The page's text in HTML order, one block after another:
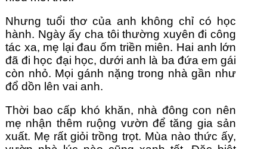
Nhưng tuổi thơ của anh không chỉ có học
hành. Ngày ấy cha tôi thường xuyên đi công
tác xa, mẹ lại đau ốm triền miên. Hai anh lớn
đã đi học đại học, dưới anh là ba đứa em gái
còn nhỏ. Mọi gánh nặng trong nhà gần như
đổ dồn lên vai anh.
Thời bao cấp khó khăn, nhà đông con nên
mẹ nhận thêm ruộng vườn để tăng gia sản
xuất. Mẹ rất giỏi trồng trọt. Mùa nào thức ấy,